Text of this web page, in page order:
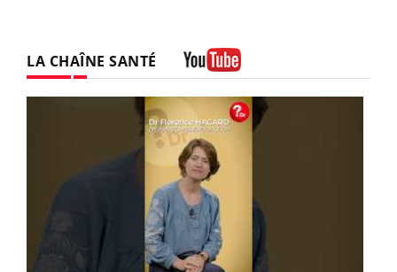
LA CHAÎNE SANTÉ